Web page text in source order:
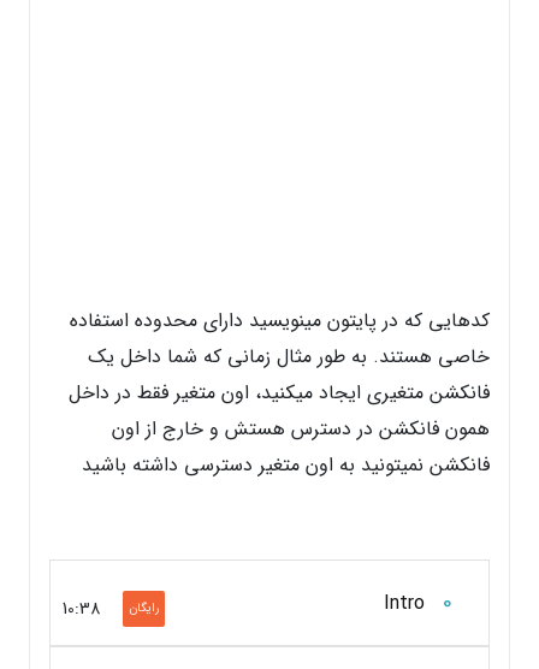
کدهایی که در پایتون مینویسید دارای محدوده استفاده
خاصی هستند. به طور مثال زمانی که شما داخل یک
فانکشن متغیری ایجاد میکنید، اون متغیر فقط در داخل
همون فانکشن در دسترس هستش و خارج از اون
فانکشن نمیتونید به اون متغیر دسترسی داشته باشید
0
Intro
10:38 رایگان